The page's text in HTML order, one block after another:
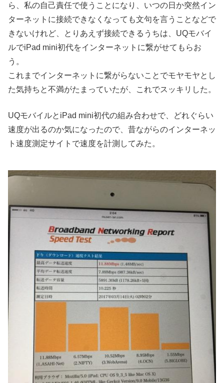
ら、私の自己責任で使うことになり、いつの日か突然イン
ターネットに接続できなくなっても文句を言うことなどで
きないけれど、とりあえず接続できるうちは、UQモバイ
ルでiPad mini初代をインターネットに繋がせてもらお
う。
これまでインターネットに繋がらないことでモヤモヤとし
た気持ちと不満がたまっていたが、これでスッキリした。
UQモバイルとiPad mini初代の組み合わせで、どれぐらい
速度が出るのか気になったので、昔ながらのインターネッ
ト速度測定サイトで速度を計測してみた。